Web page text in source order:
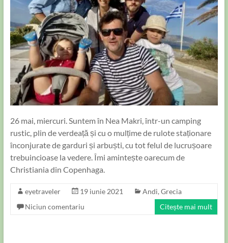
26 mai, miercuri. Suntem în Nea Makri, într-un camping
rustic, plin de verdeață și cu o mulțime de rulote staționare
înconjurate de garduri și arbuști, cu tot felul de lucrușoare
trebuincioase la vedere. Îmi amintește oarecum de
Christiania din Copenhaga.
eyetraveler 19 iunie 2021 Andi, Grecia
Niciun comentariu
Citește mai mult